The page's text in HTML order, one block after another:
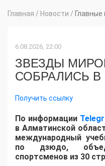
Главная / Новости / Главные
6.08.2026, 22:00
ЗВЕЗДЫ
СОБРАЛИСЬ В
Получить ссылку
По информации
в Алматинской
международный
по дзюдо,
спортсменов из 30